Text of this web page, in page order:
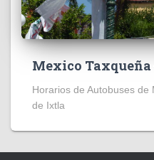
Mexico
Horarios de Autobuses de
de Ixtla